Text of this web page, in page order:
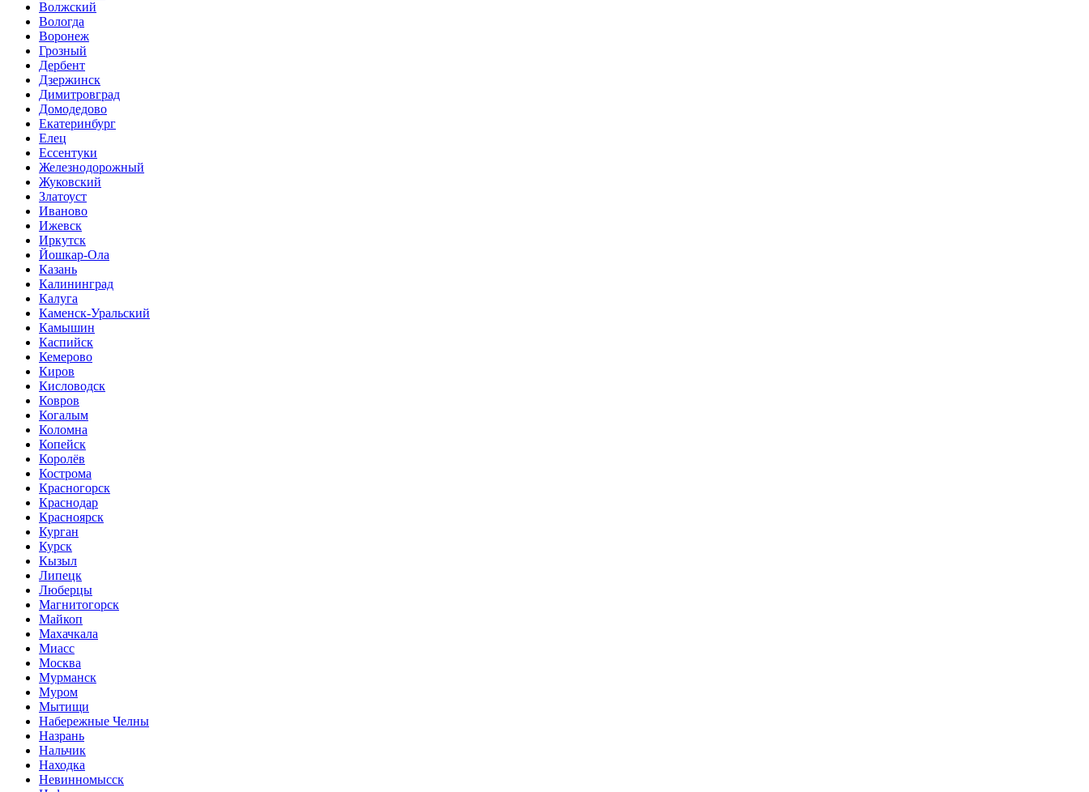
Волжский
Вологда
Воронеж
Грозный
Дербент
Дзержинск
Димитровград
Домодедово
Екатеринбург
Елец
Ессентуки
Железнодорожный
Жуковский
Златоуст
Иваново
Ижевск
Иркутск
Йошкар-Ола
Казань
Калининград
Калуга
Каменск-Уральский
Камышин
Каспийск
Кемерово
Киров
Кисловодск
Ковров
Когалым
Коломна
Копейск
Королёв
Кострома
Красногорск
Краснодар
Красноярск
Курган
Курск
Кызыл
Липецк
Люберцы
Магнитогорск
Майкоп
Махачкала
Миасс
Москва
Мурманск
Муром
Мытищи
Набережные Челны
Назрань
Нальчик
Находка
Невинномысск